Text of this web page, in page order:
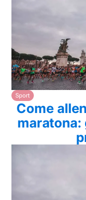
Sport
Come
maratona: